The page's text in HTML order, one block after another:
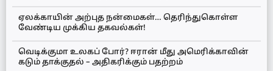
ஏலக்காயின் அற்புத நன்மைகள்… தெரிந்துகொள்ள
வேண்டிய முக்கிய தகவல்கள்!
வெடிக்குமா உலகப் போர்? ஈரான் மீது அமெரிக்காவின்
கடும் தாக்குதல் – அதிகரிக்கும் பதற்றம்